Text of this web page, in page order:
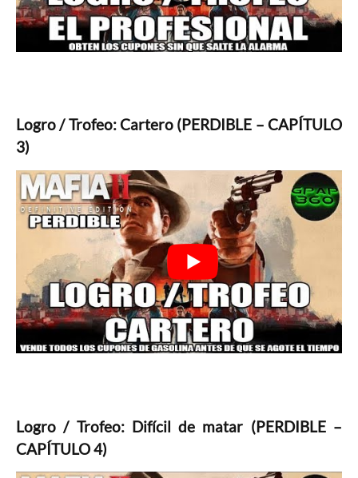
Logro / Trofeo: Cartero (PERDIBLE – CAPÍTULO
3)
Logro / Trofeo: Difícil de matar (PERDIBLE –
CAPÍTULO 4)